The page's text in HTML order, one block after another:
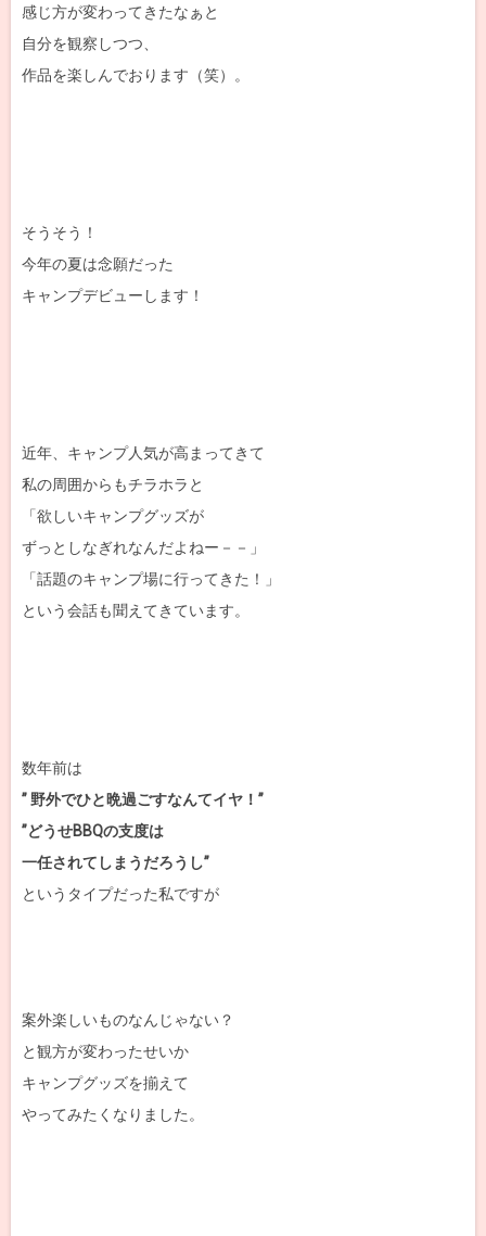
感じ方が変わってきたなぁと
自分を観察しつつ、
作品を楽しんでおります（笑）。
そうそう！
今年の夏は念願だった
キャンプデビューします！
近年、キャンプ人気が高まってきて
私の周囲からもチラホラと
「欲しいキャンプグッズが
ずっとしなぎれなんだよねー－－」
「話題のキャンプ場に行ってきた！」
という会話も聞えてきています。
数年前は
” 野外でひと晩過ごすなんてイヤ！”
”どうせBBQの支度は
一任されてしまうだろうし”
というタイプだった私ですが
案外楽しいものなんじゃない？
と観方が変わったせいか
キャンプグッズを揃えて
やってみたくなりました。